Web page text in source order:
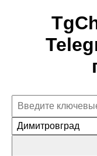
Димитровград